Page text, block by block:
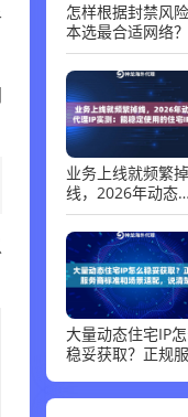
怎样根据封禁风
本选最合适网络
指南
业务上线就频繁掉
线，2026年动态代
用的住宅IP找到了
大量动态住宅IP
稳妥获取？正规
商标准和场景适
说清楚